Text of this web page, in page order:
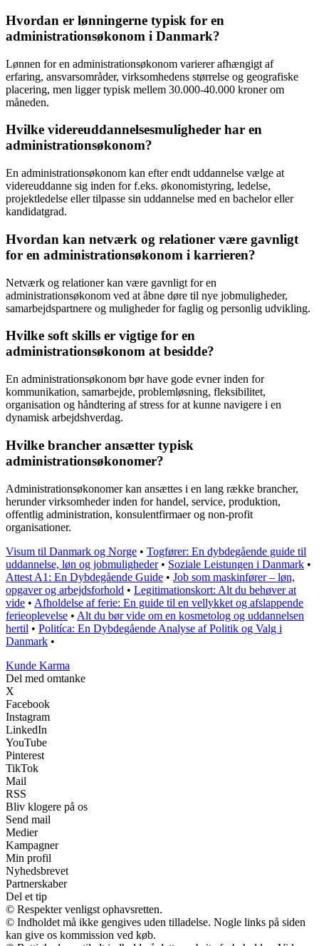
Hvordan er lønningerne typisk for en
administrationsøkonom i Danmark?
Lønnen for en administrationsøkonom varierer afhængigt af
erfaring, ansvarsområder, virksomhedens størrelse og geografiske
placering, men ligger typisk mellem 30.000-40.000 kroner om
måneden.
Hvilke videreuddannelsesmuligheder har en
administrationsøkonom?
En administrationsøkonom kan efter endt uddannelse vælge at
videreuddanne sig inden for f.eks. økonomistyring, ledelse,
projektledelse eller tilpasse sin uddannelse med en bachelor eller
kandidatgrad.
Hvordan kan netværk og relationer være gavnligt
for en administrationsøkonom i karrieren?
Netværk og relationer kan være gavnligt for en
administrationsøkonom ved at åbne døre til nye jobmuligheder,
samarbejdspartnere og muligheder for faglig og personlig udvikling.
Hvilke soft skills er vigtige for en
administrationsøkonom at besidde?
En administrationsøkonom bør have gode evner inden for
kommunikation, samarbejde, problemløsning, fleksibilitet,
organisation og håndtering af stress for at kunne navigere i en
dynamisk arbejdshverdag.
Hvilke brancher ansætter typisk
administrationsøkonomer?
Administrationsøkonomer kan ansættes i en lang række brancher,
herunder virksomheder inden for handel, service, produktion,
offentlig administration, konsulentfirmaer og non-profit
organisationer.
Visum til Danmark og Norge • Togfører: En dybdegående guide til
uddannelse, løn og jobmuligheder• Soziale Leistungen i Danmark •
Attest A1: En Dybdegående Guide • Job som maskinfører – løn,
opgaver og arbejdsforhold • Legitimationskort: Alt du behøver at
vide • Afholdelse af ferie: En guide til en vellykket og afslappende
ferieoplevelse • Alt du bør vide om en kosmetolog og uddannelsen
hertil • Politíca: En Dybdegående Analyse af Politik og Valg i
Danmark •
Kunde Karma
Del med omtanke
X
Facebook
Instagram
LinkedIn
YouTube
Pinterest
TikTok
Mail
RSS
Bliv klogere på os
Send mail
Medier
Kampagner
Min profil
Nyhedsbrevet
Partnerskaber
Del et tip
© Respekter venligst ophavsretten.
© Indholdet må ikke gengives uden tilladelse. Nogle links på siden
kan give os kommission ved køb.